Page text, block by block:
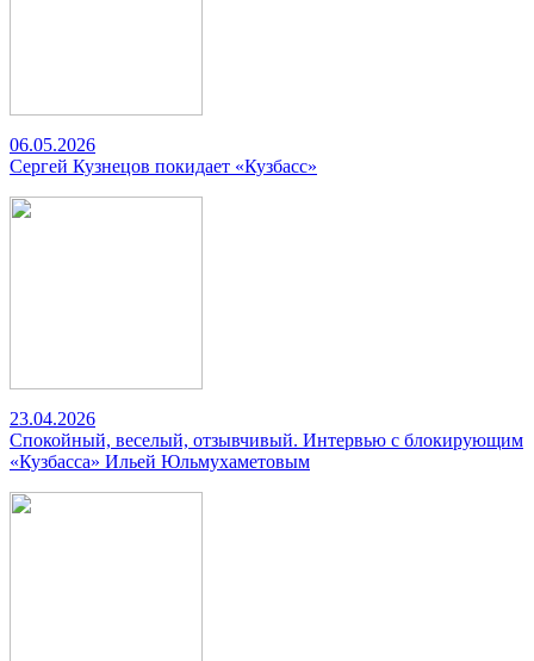
06.05.2026
Сергей Кузнецов покидает «Кузбасс»
23.04.2026
Спокойный, веселый, отзывчивый. Интервью с блокирующим
«Кузбасса» Ильей Юльмухаметовым